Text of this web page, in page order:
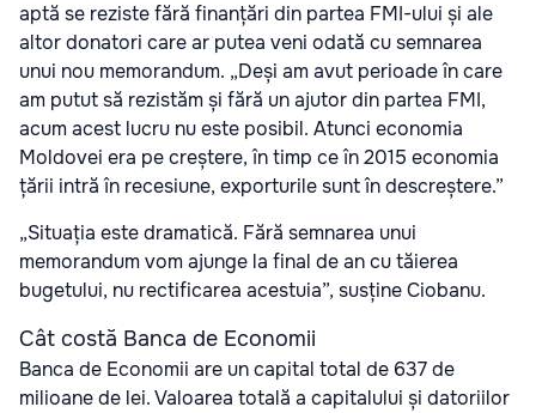
aptă se reziste fără finanțări din partea FMI-ului și ale
altor donatori care ar putea veni odată cu semnarea
unui nou memorandum. „Deși am avut perioade în care
am putut să rezistăm și fără un ajutor din partea FMI,
acum acest lucru nu este posibil. Atunci economia
Moldovei era pe creștere, în timp ce în 2015 economia
țării intră în recesiune, exporturile sunt în descreștere.”
„Situația este dramatică. Fără semnarea unui
memorandum vom ajunge la final de an cu tăierea
bugetului, nu rectificarea acestuia”, susține Ciobanu.
Cât costă Banca de Economii
Banca de Economii are un capital total de 637 de
milioane de lei. Valoarea totală a capitalului și datoriilor